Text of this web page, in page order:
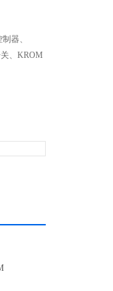
器、
、KROM